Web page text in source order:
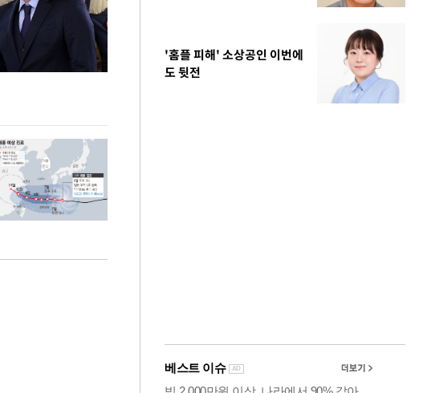
이 대통령, 국
가 책임지고 치
'홈플 피해' 소상공인 이번에
도 뒷전